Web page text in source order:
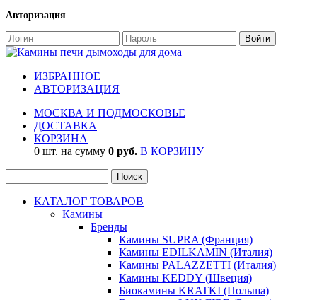
Авторизация
ИЗБРАННОЕ
АВТОРИЗАЦИЯ
МОСКВА И ПОДМОСКОВЬЕ
ДОСТАВКА
КОРЗИНА
0 шт. на сумму 0 руб. В КОРЗИНУ
КАТАЛОГ ТОВАРОВ
Камины
Бренды
Камины SUPRA (Франция)
Камины EDILKAMIN (Италия)
Камины PALAZZETTI (Италия)
Камины KEDDY (Швеция)
Биокамины KRATKI (Польша)